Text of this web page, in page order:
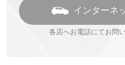
インターネ
各店へお電話にてお問